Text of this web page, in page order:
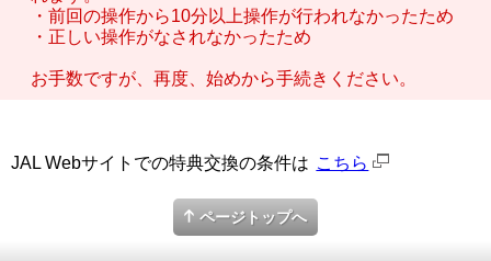
・前回の操作から10分以上操作が行われなかったため
・正しい操作がなされなかったため
お手数ですが、再度、始めから手続きください。
JAL Webサイトでの特典交換の条件は こちら
ページトップへ